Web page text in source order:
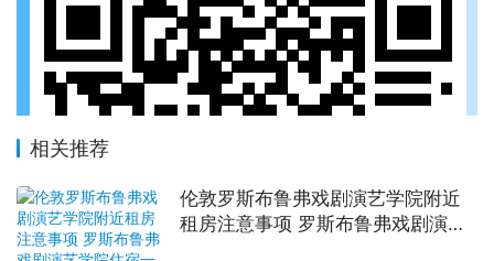
相关推荐
伦敦罗斯布鲁弗戏剧演艺学院附近
租房注意事项 罗斯布鲁弗戏剧演艺